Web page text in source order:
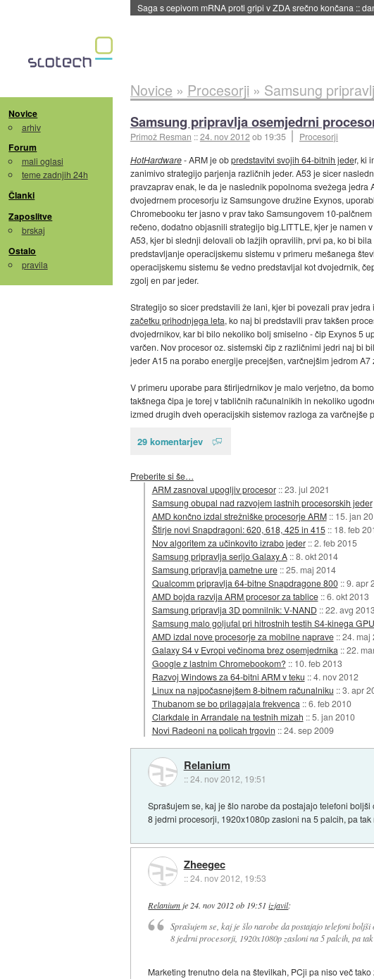
BMW v vozilih začel predvajati reklame::danes ob 06:09
Novice
arhiv
Forum
mali oglasi
teme zadnjih 24h
Članki
Zaposlitve
brskaj
Ostalo
pravila
Novice » Procesorji » Samsung
Samsung pripravlja osemjedrni
Primož Resman ::24. nov 2012ob 19:35 Procesorji
HotHardware- ARM je obpredstavitvi svojih 64-bitnih jeder, ki
zanimivo strategijo parjenja različnih jeder. A53 je sicer
pravzaprav enak, le da je naslednik popolnoma svežega jedra
dvojedrnem procesorju iz Samsungove družine Exynos,
Chromebooku ter jasno v prav tako Samsungovem 10-
rečeno, dodatno objasnili strategijo big.LITTLE, kjer je namen
A53, kjer bi slednji delovali ob lažjih opravilih, prvi pa, ko bi
predstavljanje operacijskemu sistemu v primeru mešanega
operacijskemu sistemu še vedno predstavljal kot dvojedrnik,
zgolj en par jeder.
Strategijo so sicer predstavili že lani, kjer bi povezali prav
začetku prihodnjega leta, ko naj bi predstavili prav takšen
dvojedrnikov, kar bi bilo nekoliko bolj smiselno - čip Exynos 5
varčen. Nov procesor oz. sistemski čip z različnimi jedri naj bi
jeder A15 na porabo energije precejšen, varčnejšim jedrom
V primeru uporabe para štirijedrnikov je malo verjetno, da
takšnega čipa je torej v tabličnih računalnikih in nekoliko
izmed drugih dveh operacijskih sistemov razloga za varčnejše
29 komentarjev
Preberite si še…
ARM zasnoval upogljiv procesor ::23. jul 2021
Samsung obupal nad razvojem lastnih procesorskih jeder
AMD končno izdal strežniške procesorje ARM :: 15. jan
Štirje novi Snapdragoni: 620, 618, 425 in 415 :: 18. feb
Nov algoritem za učinkovito izrabo jeder ::2. feb 2015
Samsung pripravlja serijo Galaxy A ::8. okt 2014
Samsung pripravlja pametne ure ::25. maj 2014
Qualcomm pripravlja 64-bitne Snapdragone 800 ::9. apr
AMD bojda razvija ARM procesor za tablice ::6. okt 2013
Samsung pripravlja 3D pomnilnik: V-NAND ::22. avg 2013
Samsung malo goljufal pri hitrostnih testih S4-kinega
AMD izdal nove procesorje za mobilne naprave ::24. maj
Galaxy S4 v Evropi večinoma brez osemjedrnika ::22.
Google z lastnim Chromebookom? :: 10. feb 2013
Razvoj Windows za 64-bitni ARM v teku ::4. nov 2012
Linux na najpočasnejšem 8-bitnem računalniku ::3. apr
Thubanom se bo prilagajala frekvenca ::6. feb 2010
Clarkdale in Arrandale na testnih mizah ::5. jan 2010
Novi Radeoni na policah trgovin ::24. sep 2009
Relanium
::24. nov 2012, 19:51
Sprašujem se, kaj je šlo narobe da postajajo telefoni boljši
8 jedrni procesorji, 1920x1080p zasloni na 5 palcih, pa tak
Zheegec
::24. nov 2012, 19:53
Relanium je 24. nov 2012 ob 19:51 izjavil:
Sprašujem se, kaj je šlo narobe da postajajo telefoni boljši
8 jedrni procesorji, 1920x1080p zasloni na 5 palcih, pa tak
Marketing trenutno dela na številkah, PCji pa niso več